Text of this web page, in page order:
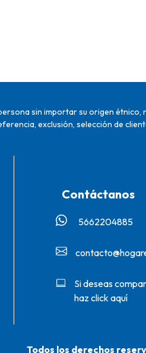
sin importar su origen
exclusión, selección de
Contáctanos
5662204885‬
Si deseas
haz click aquí
Todos los derechos